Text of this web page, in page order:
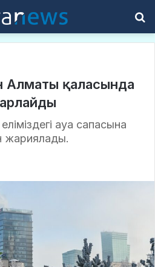
Алматы қаласында
ауа сапасына
жариялады.